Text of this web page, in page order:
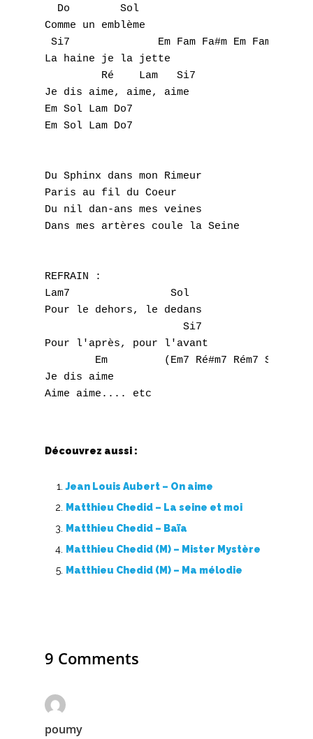
  Do        Sol
Comme un emblème
Si7              Em Fam Fa#m Em Fam Fa#m
La haine je la jette
         Ré    Lam   Si7
Je dis aime, aime, aime
Em Sol Lam Do7
Em Sol Lam Do7
Du Sphinx dans mon Rimeur
Paris au fil du Coeur
Du nil dan-ans mes veines
Dans mes artères coule la Seine
REFRAIN :
Lam7                Sol
Pour le dehors, le dedans
                      Si7
Pour l'après, pour l'avant
Em         (Em7 Ré#m7 Rém7 Sim7
Je dis aime
Découvrez aussi :
Jean Louis Aubert – On aime
Matthieu Chedid – La seine et moi
Matthieu Chedid – Baïa
Matthieu Chedid (M) – Mister Mystère
Matthieu Chedid (M) – Ma mélodie
9 Comments
poumy